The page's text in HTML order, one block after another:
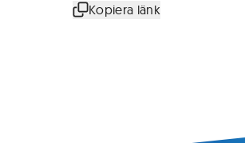
Kopiera länk